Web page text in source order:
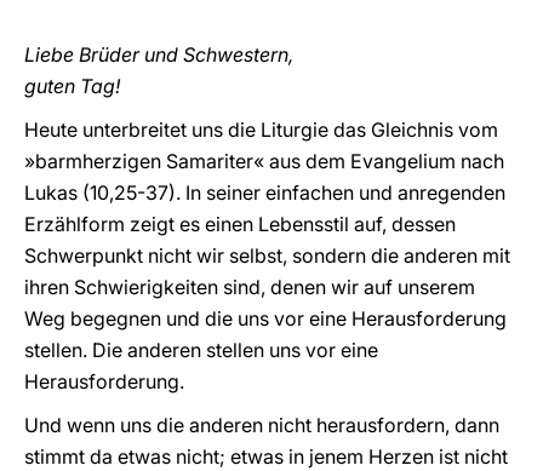
Liebe Brüder und Schwestern,
guten Tag!
Heute unterbreitet uns die Liturgie das Gleichnis vom
»barmherzigen Samariter« aus dem Evangelium nach
Lukas (10,25-37). In seiner einfachen und anregenden
Erzählform zeigt es einen Lebensstil auf, dessen
Schwerpunkt nicht wir selbst, sondern die anderen mit
ihren Schwierigkeiten sind, denen wir auf unserem
Weg begegnen und die uns vor eine Herausforderung
stellen. Die anderen stellen uns vor eine
Herausforderung.
Und wenn uns die anderen nicht herausfordern, dann
stimmt da etwas nicht; etwas in jenem Herzen ist nicht